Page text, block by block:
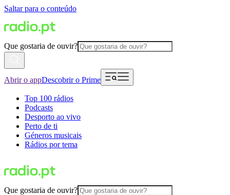
Saltar para o conteúdo
Que gostaria de ouvir?
Abrir o appDescobrir o Prime
Top 100 rádios
Podcasts
Desporto ao vivo
Perto de ti
Géneros musicais
Rádios por tema
Que gostaria de ouvir?